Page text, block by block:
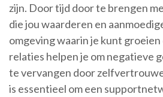
zijn. Door tijd door te brengen
die jou waarderen en
omgeving waarin je kunt
relaties helpen je om negatieve
te vervangen door
is essentieel om een